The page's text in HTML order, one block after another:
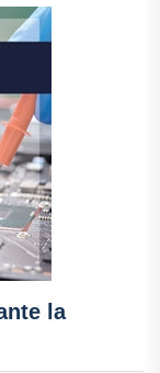
la